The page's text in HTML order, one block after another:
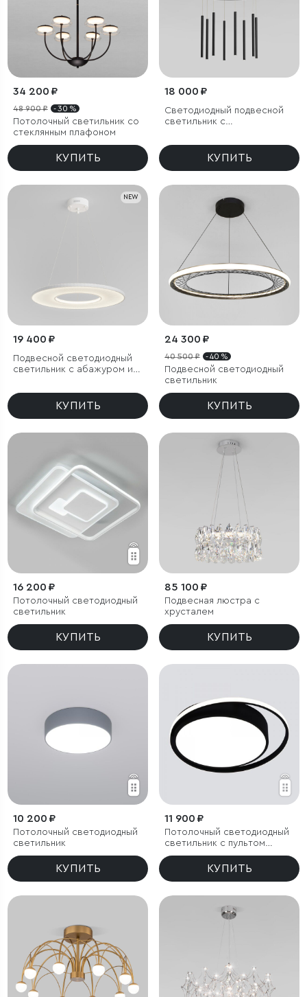
34 200 ₽
48 900 ₽ - 30 %
Потолочный светильник со
стеклянным плафоном
КУПИТЬ
18 000 ₽
Светодиодный подвесной
светильник с
КУПИТЬ
NEW
19 400 ₽
Подвесной светодиодный
светильник с абажуром из
КУПИТЬ
24 300 ₽
40 500 ₽ - 40 %
Подвесной светодиодный
светильник
КУПИТЬ
16 200 ₽
Потолочный светодиодный
светильник
КУПИТЬ
85 100 ₽
Подвесная люстра с
хрусталем
КУПИТЬ
10 200 ₽
Потолочный светодиодный
светильник
КУПИТЬ
11 900 ₽
Потолочный светодиодный
светильник с пультом
управления
КУПИТЬ